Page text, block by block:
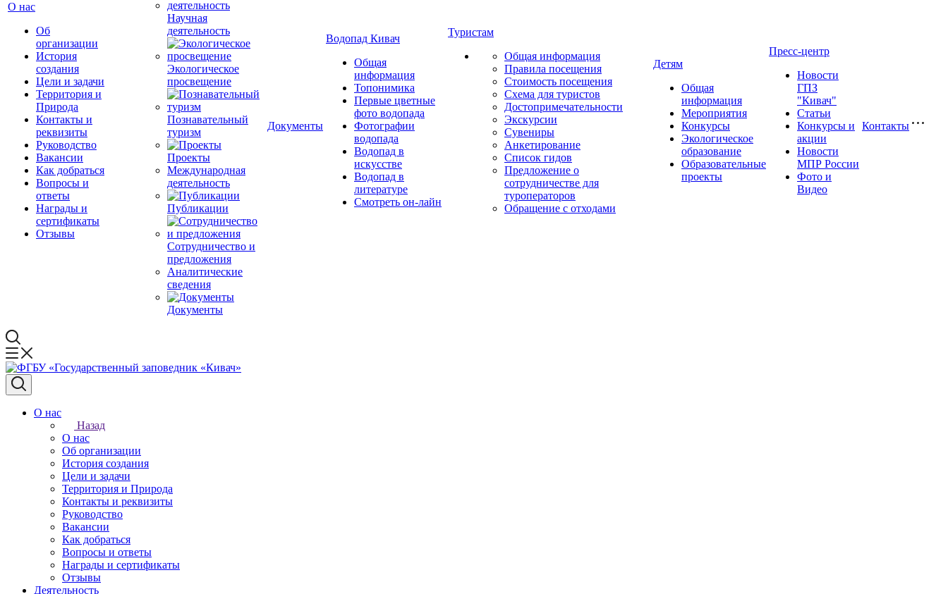
О нас
Об
организации
История
создания
Цели и задачи
Территория и
Природа
Контакты и
реквизиты
Руководство
Вакансии
Как добраться
Вопросы и
ответы
Награды и
сертификаты
Отзывы
Научная
деятельность
Экологическое
просвещение
Познавательный
туризм
Проекты
Международная
деятельность
Публикации
Сотрудничество и
предложения
Аналитические
сведения
Документы
Документы
Водопад Кивач
Общая
информация
Топонимика
Первые цветные
фото водопада
Фотографии
водопада
Водопад в
искусстве
Водопад в
литературе
Смотреть он-лайн
Туристам
Общая информация
Правила посещения
Стоимость посещения
Схема для туристов
Достопримечательности
Экскурсии
Сувениры
Анкетирование
Список гидов
Предложение о
сотрудничестве для
туроператоров
Обращение с отходами
Детям
Общая
информация
Мероприятия
Конкурсы
Экологическое
образование
Образовательные
проекты
Пресс-центр
Новости
ГПЗ
"Кивач"
Статьи
Конкурсы и
акции
Новости
МПР России
Фото и
Видео
Контакты
О нас
Назад
О нас
Об организации
История создания
Цели и задачи
Территория и Природа
Контакты и реквизиты
Руководство
Вакансии
Как добраться
Вопросы и ответы
Награды и сертификаты
Отзывы
Деятельность